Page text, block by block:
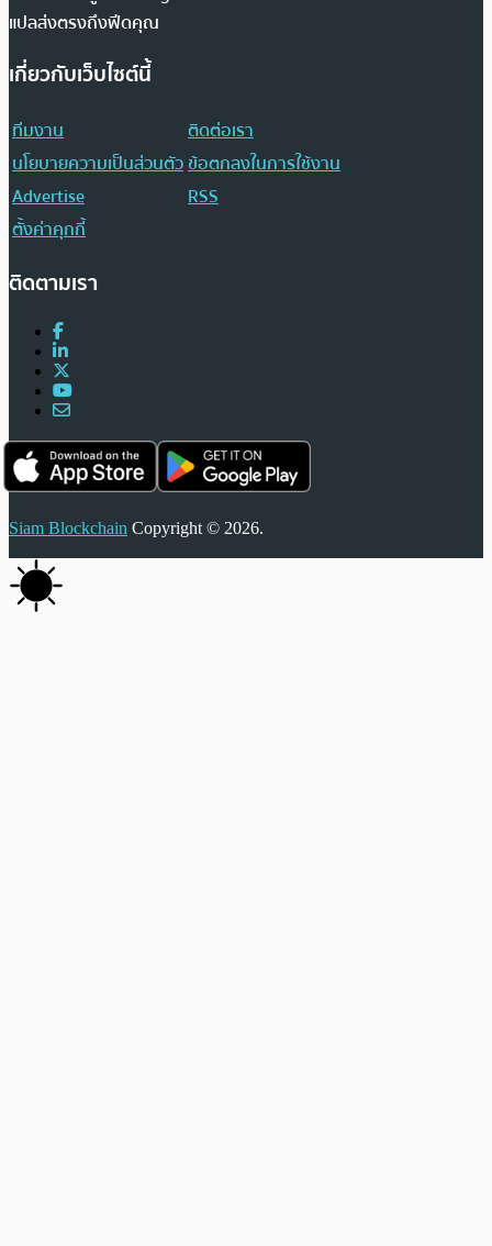
แปลส่งตรงถึงฟีดคุณ
เกี่ยวกับเว็บไซต์นี้
ทีมงาน
ติดต่อเรา
นโยบายความเป็นส่วนตัวข้อตกลงในการใช้งาน
Advertise
RSS
ตั้งค่าคุกกี้
ติดตามเรา
Siam Blockchain Copyright © 2026.